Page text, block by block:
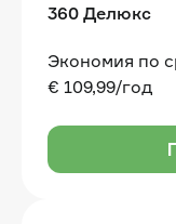
360 Делюкс
Экономия по
€ 109,99/год